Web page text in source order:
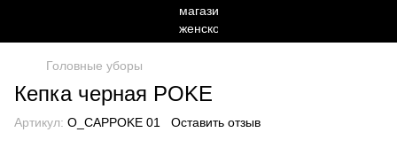
Головные уборы
Кепка черная POKE
Артикул: O_CAPPOKE 01 Оставить отзыв